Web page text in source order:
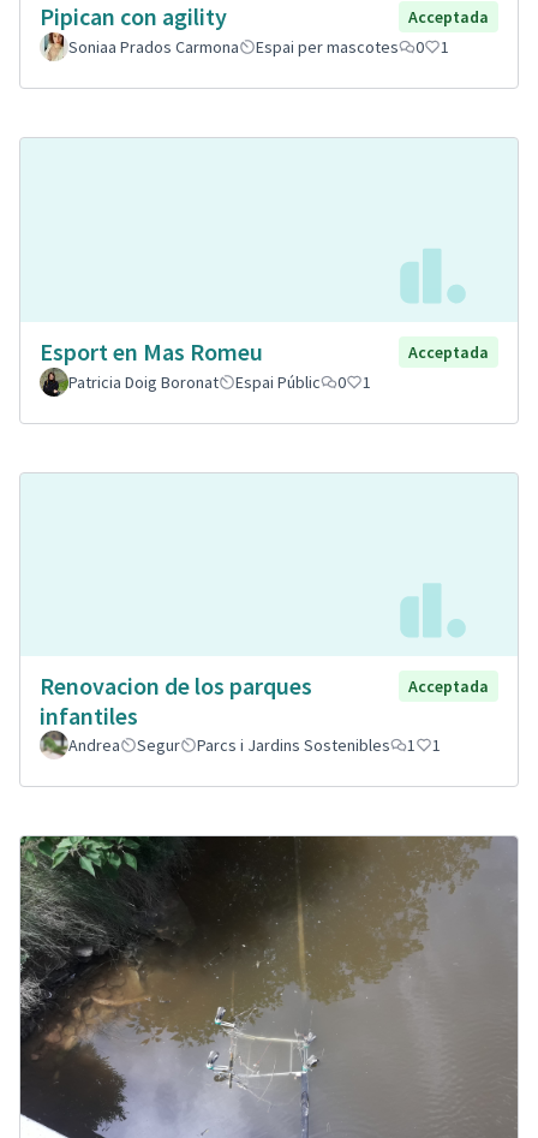
Pipican con agility
Acceptada
Soniaa Prados Carmona
Espai per mascotes 0 1
Esport en Mas Romeu
Acceptada
Patricia Doig Boronat
Espai Públic 0 1
Renovacion de los parques
infantiles
Acceptada
Andrea Segur Parcs i Jardins Sostenibles 1 1